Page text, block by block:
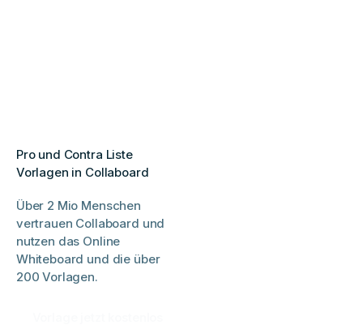
Pro und Contra Liste
Vorlagen in Collaboard
Über 2 Mio Menschen
vertrauen Collaboard und
nutzen das Online
Whiteboard und die über
200 Vorlagen.